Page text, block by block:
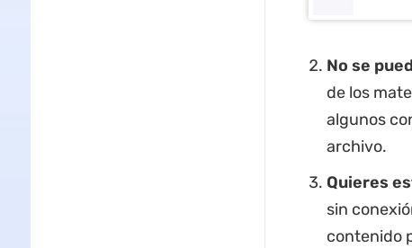
No se
de los
algunos
archivo.
Quieres
sin
contenido